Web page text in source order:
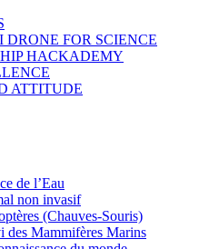
DRONE FOR SCIENCE
HACKADEMY
ATTITUDE
de l’Eau
non invasif
(Chauves-Souris)
des Mammifères Marins